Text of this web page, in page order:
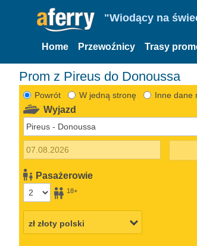
"Wiodący na
Home Przewoźnicy Trasy
Prom z Pireus do Donoussa
Powrót W jedną stronę Inne dane
Wyjazd
Pasażerowie
18+